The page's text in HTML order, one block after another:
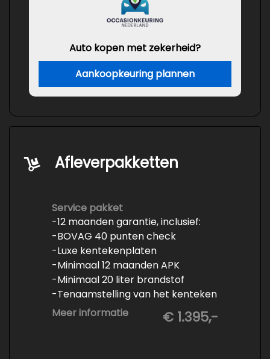
Auto kopen met zekerheid?
Aankoopkeuring plannen
Afleverpakketten
Service pakket
-12 maanden garantie, inclusief:
-BOVAG 40 punten check
-Luxe kentekenplaten
-Minimaal 12 maanden APK
-Minimaal 20 liter brandstof
-Tenaamstelling van het kenteken
-Vrijwaren van de inruilauto
Meer informatie € 1.395,-